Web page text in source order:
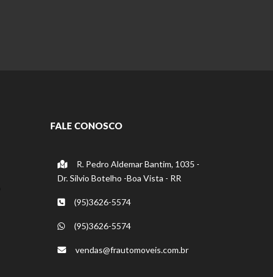
FALE CONOSCO
R. Pedro Aldemar Bantim, 1035 -
Dr. Silvio Botelho -Boa Vista - RR
(95)3626-5574
(95)3626-5574
vendas@frautomoveis.com.br